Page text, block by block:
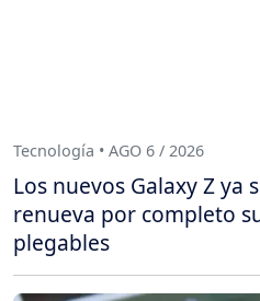
Tecnología • AGO 6 / 2026
Los nuevos Galaxy Z ya
renueva por completo
plegables